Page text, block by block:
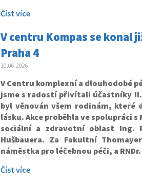
Číst více
V centru Kompas se konal
Praha 4
10.06.2026
V Centru komplexní a dlouhodobé
jsme s radostí přivítali účastníky
byl věnován všem rodinám, které
lásku. Akce proběhla ve spolupráci
sociální a zdravotní oblast Ing.
Hušbauera. Za Fakultní
náměstka pro léčebnou péči, a
Číst více